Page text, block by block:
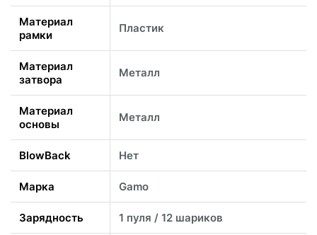
Материал
рамки
Пластик
Материал
затвора
Металл
Материал
основы
Металл
BlowBack Нет
Марка Gamo
Зарядность 1 пуля / 12 шариков